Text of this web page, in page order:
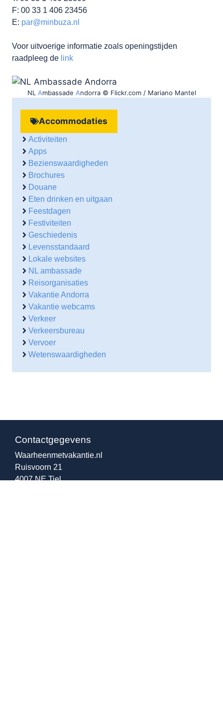
F: 00 33 1 406 23456
E: par@minbuza.nl
Voor uitvoerige informatie zoals openingstijden
raadpleeg de link
NL Ambassade Andorra © Flickr.com / Mariano Mantel
Accommodaties
Activiteiten
Apps
Bezienswaardigheden
Brochures
Douane
Eten drinken en uitgaan
Feestdagen
Festiviteiten
Geschiedenis
Levensstandaard
Lokale websites
NL ambassade
Reisorganisaties
Vakantie Andorra
Vakantie webcams
Verkeer
Verkeersbureau
Vervoer
Wetenswaardigheden
Contactgegevens
Waarheenmetvakantie.nl
Ruisvoorn 21
4007 NE Tiel